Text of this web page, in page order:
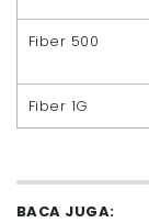
Fiber 500
Fiber 1G
BACA JUGA: